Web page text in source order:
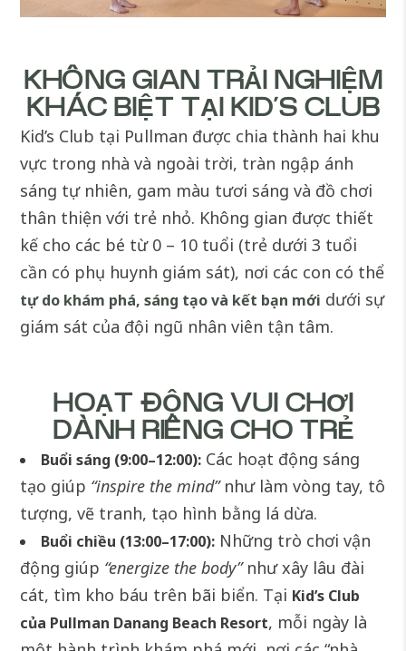
KHÔNG GIAN TRẢI NGHIỆM
KHÁC BIỆT TẠI KID’S CLUB
Kid’s Club tại Pullman được chia thành hai khu
vực trong nhà và ngoài trời, tràn ngập ánh
sáng tự nhiên, gam màu tươi sáng và đồ chơi
thân thiện với trẻ nhỏ. Không gian được thiết
kế cho các bé từ 0 – 10 tuổi (trẻ dưới 3 tuổi
cần có phụ huynh giám sát), nơi các con có thể
tự do khám phá, sáng tạo và kết bạn mới dưới sự
giám sát của đội ngũ nhân viên tận tâm.
HOẠT ĐỘNG VUI CHƠI
DÀNH RIÊNG CHO TRẺ
Buổi sáng (9:00–12:00): Các hoạt động sáng
tạo giúp “inspire the mind”như làm vòng tay, tô
tượng, vẽ tranh, tạo hình bằng lá dừa.
Buổi chiều (13:00–17:00): Những trò chơi vận
động giúp “energize the body”như xây lâu đài
cát, tìm kho báu trên bãi biển. Tại Kid’s Club
của Pullman Danang Beach Resort, mỗi ngày là